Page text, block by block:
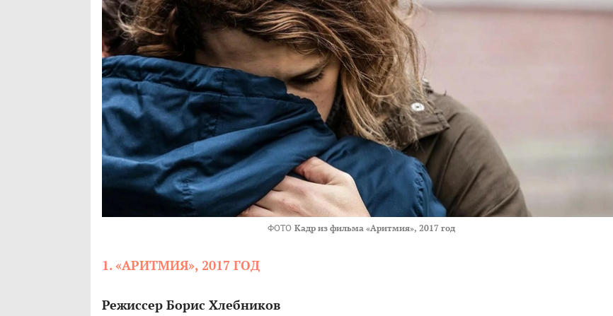
ФОТО Кадр из фильма «Аритмия», 2017 год
1. «АРИТМИЯ», 2017 ГОД
Режиссер Борис Хлебников